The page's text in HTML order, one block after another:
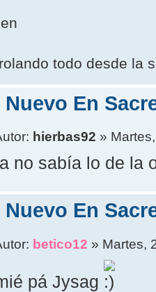
todo desde la
Nuevo En
hierbas92 »
no sabía lo de la
Nuevo En
betico12 » Martes,
pá Jysag